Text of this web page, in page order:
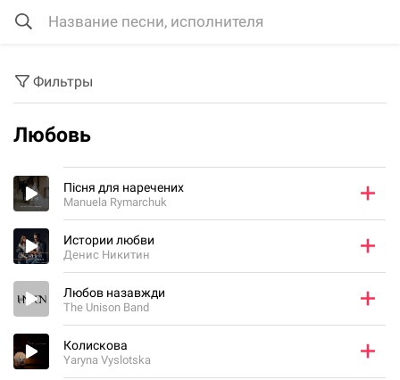
Фильтры
Любовь
Пісня для наречених
Manuela Rymarchuk
Истории любви
Денис Никитин
Любов назавжди
The Unison Band
Колискова
Yaryna Vyslotska